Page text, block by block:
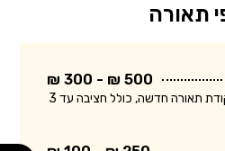
תאורה
500 ₪ - 300 ₪
המחיר מתייחס להתקנת נקודת תאורה חדשה, כולל חציבה עד 3